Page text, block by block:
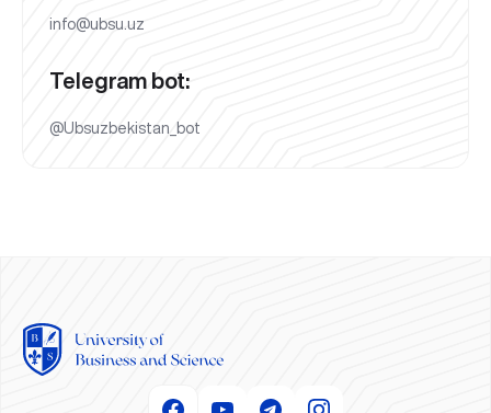
info@ubsu.uz
Telegram bot:
@Ubsuzbekistan_bot